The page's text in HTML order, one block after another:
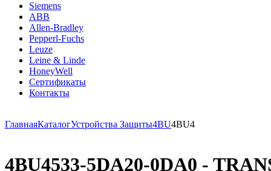
Siemens
ABB
Allen-Bradley
Pepperl-Fuchs
Leuze
Leine & Linde
HoneyWell
Сертификаты
Контакты
ГлавнаяКаталогУстройства Защиты4BU4BU4
4BU4533-5DA20-0DA0 -